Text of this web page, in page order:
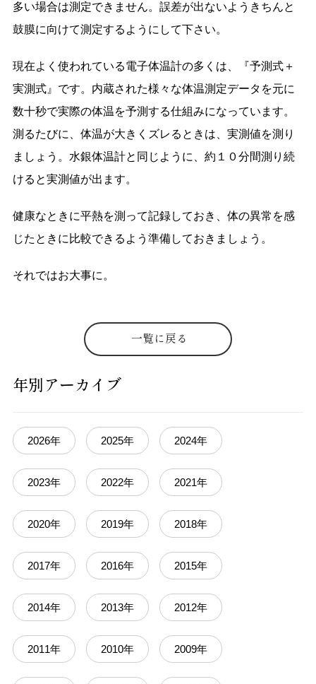
多い場合は測定できません。誤差が出ないようきちんと
鼓膜に向けて測定するようにして下さい。
現在よく使われている電子体温計の多くは、『予測式＋
実測式』です。内蔵された様々な体温測定データを元に
数十秒で実際の体温を予測する仕組みになっています。
測るたびに、体温が大きくズレるときは、実測値を測り
ましょう。水銀体温計と同じように、約１０分間測り続
けると実測値が出ます。
健康なときに平熱を測って記録しておき、体の異常を感
じたときに比較できるよう準備しておきましょう。
それではお大事に。
一覧に戻る
年別アーカイブ
2026年 2025年 2024年
2023年 2022年 2021年
2020年 2019年 2018年
2017年 2016年 2015年
2014年 2013年 2012年
2011年 2010年 2009年